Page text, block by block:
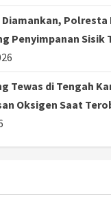
Diamankan,
Penyimpanan Sisik
Tewas di Tengah
Oksigen Saat